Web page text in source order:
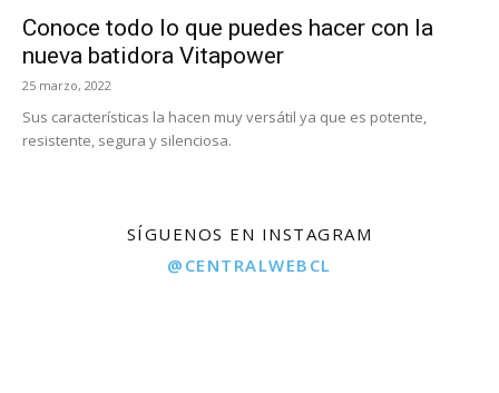
Conoce todo lo que puedes hacer con la
nueva batidora Vitapower
25 marzo, 2022
Sus características la hacen muy versátil ya que es potente,
resistente, segura y silenciosa.
SÍGUENOS EN INSTAGRAM
@CENTRALWEBCL